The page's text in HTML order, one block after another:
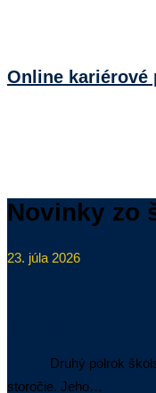
Online kariérové
Novinky zo
23. júla 2026
Druhý polrok
storočie. Jeho…